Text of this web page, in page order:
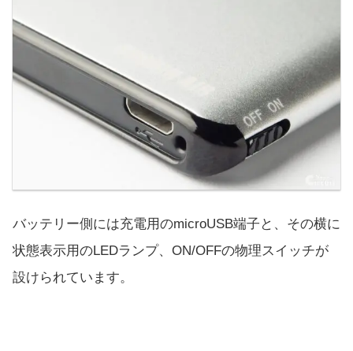
バッテリー側には充電用のmicroUSB端子と、その横に
状態表示用のLEDランプ、ON/OFFの物理スイッチが
設けられています。